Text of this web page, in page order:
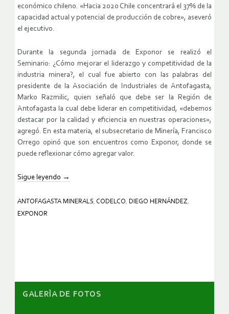
económico chileno. «Hacia 2020 Chile concentrará el 37% de la
capacidad actual y potencial de producción de cobre», aseveró
el ejecutivo.
Durante la segunda jornada de Exponor se realizó el
Seminario: ¿Cómo mejorar el liderazgo y competitividad de la
industria minera?, el cual fue abierto con las palabras del
presidente de la Asociación de Industriales de Antofagasta,
Marko Razmilic, quien señaló que debe ser la Región de
Antofagasta la cual debe liderar en competitividad, «debemos
destacar por la calidad y eficiencia en nuestras operaciones»,
agregó. En esta materia, el subsecretario de Minería, Francisco
Orrego opinó que son encuentros como Exponor, donde se
puede reflexionar cómo agregar valor.
Sigue leyendo →
ANTOFAGASTA MINERALS, CODELCO, DIEGO HERNÁNDEZ,
EXPONOR
GALERÌA DE FOTOS